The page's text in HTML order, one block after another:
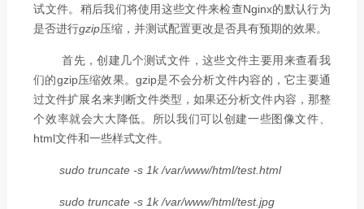
试文件。稍后我们将使用这些文件来检查Nginx的默认行为
是否进行gzip压缩，并测试配置更改是否具有预期的效果。
首先，创建几个测试文件，这些文件主要用来查看我
们的gzip压缩效果。gzip是不会分析文件内容的，它主要通
过文件扩展名来判断文件类型，如果还分析文件内容，那整
个效率就会大大降低。所以我们可以创建一些图像文件、
html文件和一些样式文件。
sudo truncate -s 1k /var/www/html/test.html
sudo truncate -s 1k /var/www/html/test.jpg